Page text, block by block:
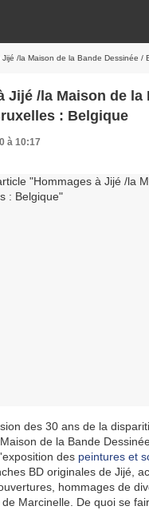
Jijé /la Maison de la Bande Dessinée /
Jijé /la Maison de la
: Belgique
à 10:17
des 30 ans de la
de la Bande
des peintures et
BD originales de Jijé,
hommages de
Marcinelle. De quoi se